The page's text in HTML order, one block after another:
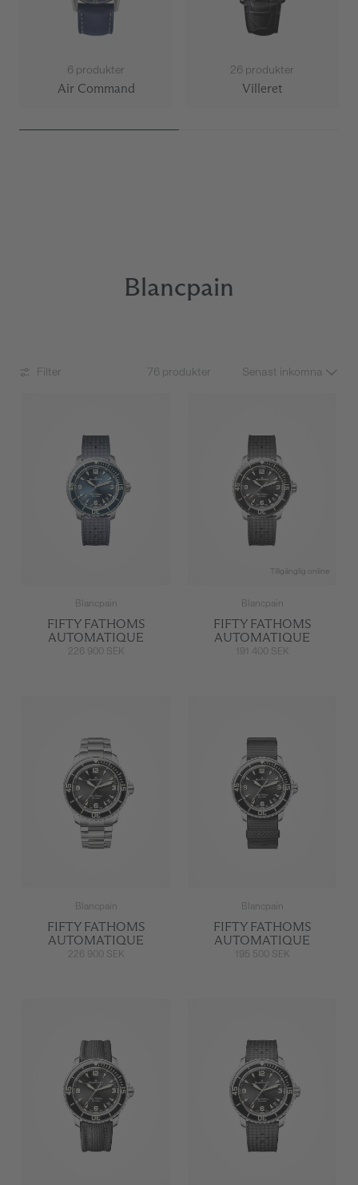
6 produkter
Air Command
26 produkter
Villeret
Blancpain
Filter 76 produkter
Blancpain
FIFTY FATHOMS
AUTOMATIQUE
226 900 SEK
Tillgänglig online
Blancpain
FIFTY FATHOMS
AUTOMATIQUE
191 400 SEK
Blancpain
FIFTY FATHOMS
AUTOMATIQUE
226 900 SEK
Blancpain
FIFTY FATHOMS
AUTOMATIQUE
195 500 SEK